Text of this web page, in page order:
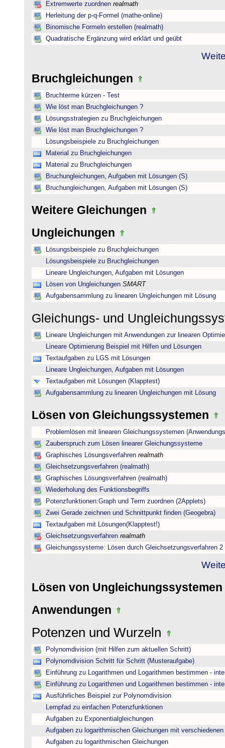
Extremwerte zuordnen realmath
Herleitung der p-q-Formel (mathe-online)
Binomische Formeln erstellen (realmath)
Quadratische Ergänzung wird erklärt und geübt
Bruchgleichungen
Bruchterme kürzen - Test
Wie löst man Bruchgleichungen ?
Lösungsstrategien zu Bruchgleichungen
Wie löst man Bruchgleichungen ?
Lösungsbeispiele zu Bruchgleichungen
Material zu Bruchgleichungen
Material zu Bruchgleichungen
Bruchungleichungen, Aufgaben mit Lösungen (S)
Bruchungleichungen, Aufgaben mit Lösungen (S)
Weitere Gleichungen
Ungleichungen
Lösungsbeispiele zu Bruchgleichungen
Lösungsbeispiele zu Bruchgleichungen
Lineare Ungleichungen, Aufgaben mit Lösungen
Lösen von Ungleichungen SMART
Aufgabensammlung zu linearen Ungleichungen mit Lösung
Gleichungs- und
Lineare Ungleichungen mit Anwendungen zur linearen
Lineare Optimierung Beispiel mit Hilfen und Lösungen
Textaufgaben zu LGS mit Lösungen
Lineare Ungleichungen, Aufgaben mit Lösungen
Textaufgaben mit Lösungen (Klapptest)
Aufgabensammlung zu linearen Ungleichungen mit Lösung
Lösen von Gleichungssystemen
Problemlösen mit linearen Gleichungssystemen
Zauberspruch zum Lösen linearer Gleichungssysteme
Graphisches Lösungsverfahren realmath
Gleichsetzungsverfahren (realmath)
Graphisches Lösungsverfahren (realmath)
Wiederholung des Funktionsbegriffs
Potenzfunktionen:Graph und Term zuordnen (2Applets)
Zwei Gerade zeichnen und Schnittpunkt finden (Geogebra)
Textaufgaben mit Lösungen(Klapptest!)
Gleichsetzungsverfahren realmath
Gleichungssysteme: Lösen durch Gleichsetzungsverfahren 2
Lösen von Ungleichungssystemen
Anwendungen
Potenzen und Wurzeln
Polynomdivision (mit Hilfen zum aktuellen Schritt)
Polynomdivision Schritt für Schritt (Musteraufgabe)
Einführung zu Logarithmen und Logarithmen bestimmen -
Einführung zu Logarithmen und Logarithmen bestimmen -
Ausführliches Beispiel zur Polynomdivision
Lernpfad zu einfachen Potenzfunktionen
Aufgaben zu Exponentialgleichungen
Aufgaben zu logarithmischen Gleichungen mit verschiedenen
Aufgaben zu logarithmischen Gleichungen